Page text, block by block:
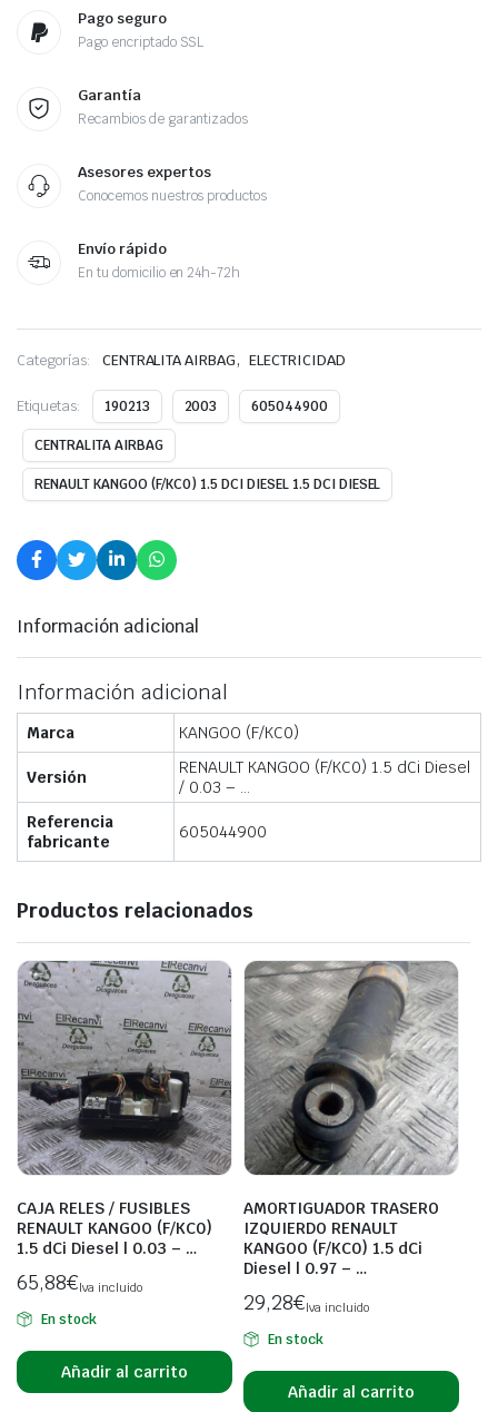
Pago seguro
Pago encriptado SSL
Garantía
Recambios de garantizados
Asesores expertos
Conocemos nuestros productos
Envío rápido
En tu domicilio en 24h-72h
Categorías: CENTRALITA AIRBAG, ELECTRICIDAD
Etiquetas: 190213 2003 605044900
CENTRALITA AIRBAG
RENAULT KANGOO (F/KC0) 1.5 DCI DIESEL 1.5 DCI DIESEL
Información adicional
Información adicional
Marca KANGOO (F/KC0)
Versión
RENAULT KANGOO (F/KC0) 1.5 dCi Diesel
/ 0.03 – …
Referencia
fabricante
605044900
Productos relacionados
CAJA RELES / FUSIBLES
RENAULT KANGOO (F/KC0)
1.5 dCi Diesel | 0.03 – …
65,88€Iva incluido
En stock
Añadir al carrito
AMORTIGUADOR TRASERO
IZQUIERDO RENAULT
KANGOO (F/KC0) 1.5 dCi
Diesel | 0.97 – …
29,28€Iva incluido
En stock
Añadir al carrito